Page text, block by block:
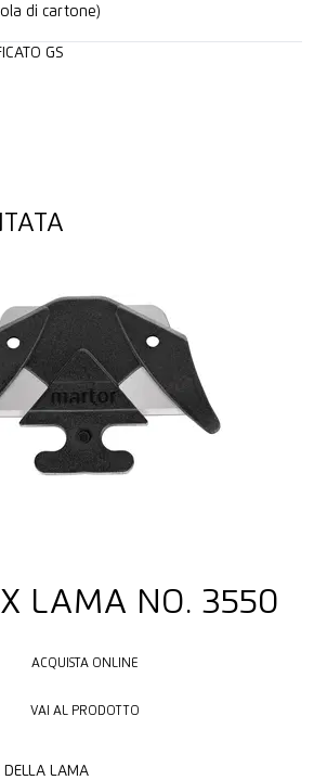
di cartone)
GS
LAMA NO. 3550
ACQUISTA ONLINE
VAI AL PRODOTTO
DELLA LAMA